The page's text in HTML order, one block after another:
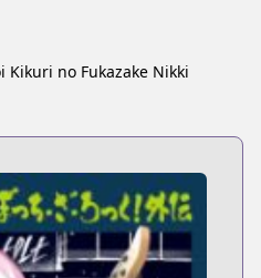
Kikuri no Fukazake Nikki